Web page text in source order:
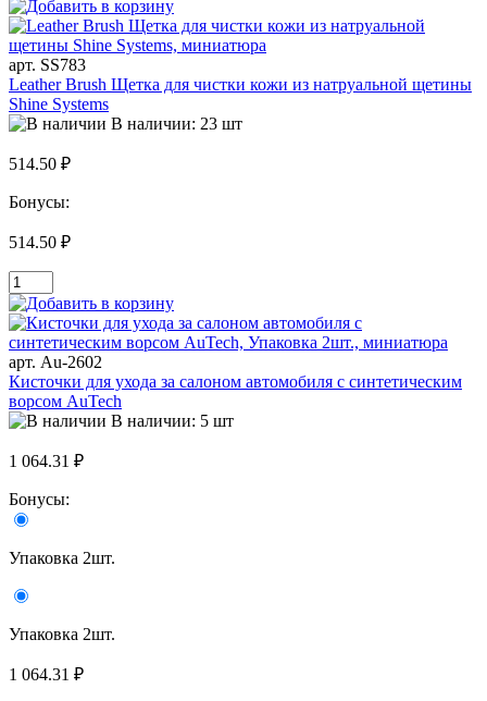
арт. SS783
Leather Brush Щетка для чистки кожи из натруальной щетины
Shine Systems
В наличии: 23 шт
514.50 ₽
Бонусы:
514.50 ₽
арт. Au-2602
Кисточки для ухода за салоном автомобиля с синтетическим
ворсом AuTech
В наличии: 5 шт
1 064.31 ₽
Бонусы:
Упаковка 2шт.
Упаковка 2шт.
1 064.31 ₽